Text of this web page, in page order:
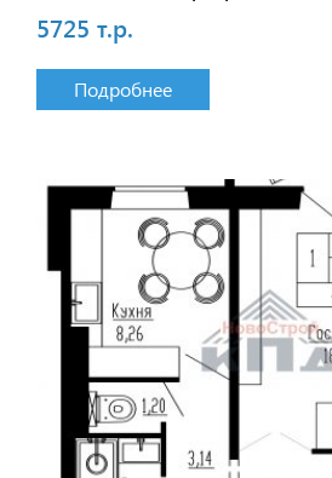
5725 т.р.
Подробнее